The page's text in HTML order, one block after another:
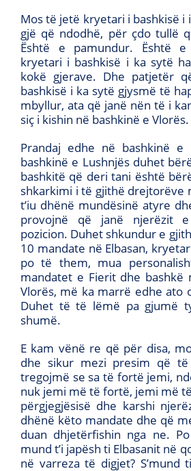
Mos të jetë kryetari i bashkisë
gjë që ndodhë, për çdo tullë
Është e pamundur. Është
kryetari i bashkisë i ka sytë
kokë gjerave. Dhe patjetër
bashkisë i ka sytë gjysmë të
mbyllur, ata që janë nën të i
siç i kishin në bashkinë e Vlorës.
Prandaj edhe në bashkinë e
bashkinë e Lushnjës duhet
bashkitë që deri tani është
shkarkimi i të gjithë drejtorëve
t’iu dhënë mundësinë atyre
provojnë që janë njerëzit
pozicion. Duhet shkundur e
10 mandate në Elbasan,
po të them, mua
mandatet e Fierit dhe bashkë
Vlorës, më ka marrë edhe ato
Duhet të të lëmë pa gjumë
shumë.
E kam vënë re që për disa,
dhe sikur mezi presim që
tregojmë se sa të fortë jemi,
nuk jemi më të fortë, jemi më
përgjegjësisë dhe karshi
dhënë këto mandate dhe që
duan dhjetërfishin nga ne.
mund t’i japësh ti Elbasanit në
në varreza të digjet? S’mund